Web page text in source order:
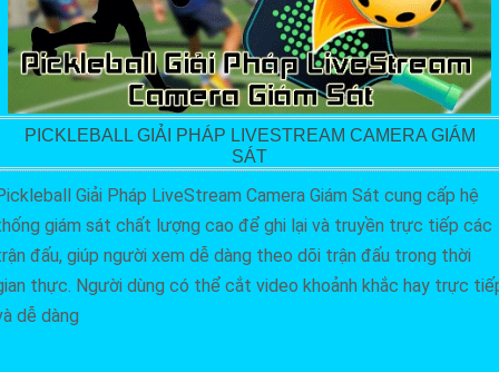
PICKLEBALL GIẢI PHÁP LIVESTREAM CAMERA GIÁM
SÁT
Giải Pháp LiveStream Camera Giám Sát cung cấp hệ
giám sát chất lượng cao để ghi lại và truyền trực tiếp các
đấu, giúp người xem dễ dàng theo dõi trận đấu trong thời
thực. Người dùng có thể cắt video khoảnh khắc hay trực
dễ dàng